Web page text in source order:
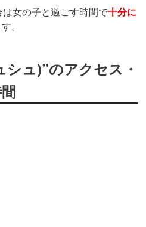
女の子と過ごす時間で十分に
。
ュ)”のアクセス・